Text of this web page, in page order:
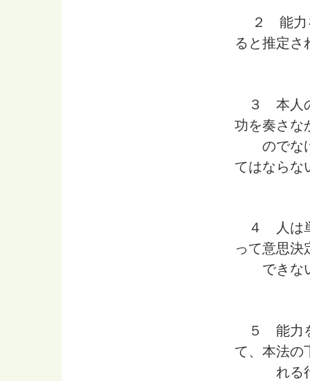
２ 能力
ると推定さ
３ 本人の
功を奏さな
のでなけ
てはならな
４ 人は単
って意思決
できない
５ 能力を
て、本法の
れる行為